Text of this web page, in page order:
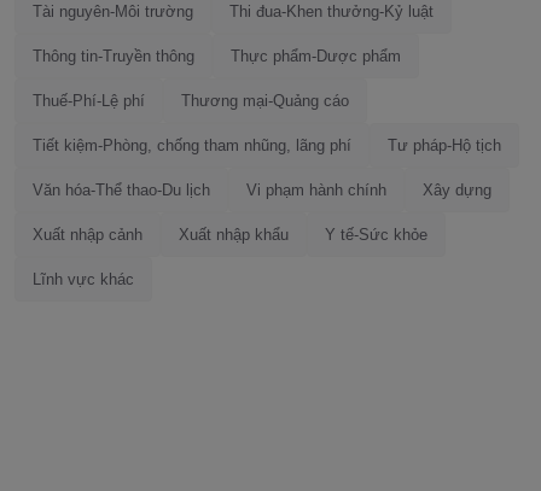
Tài nguyên-Môi trường Thi đua-Khen thưởng-Kỷ luật
Thông tin-Truyền thông Thực phẩm-Dược phẩm
Thuế-Phí-Lệ phí Thương mại-Quảng cáo
Tiết kiệm-Phòng, chống tham nhũng, lãng phí Tư pháp-Hộ tịch
Văn hóa-Thể thao-Du lịch Vi phạm hành chính Xây dựng
Xuất nhập cảnh Xuất nhập khẩu Y tế-Sức khỏe
Lĩnh vực khác